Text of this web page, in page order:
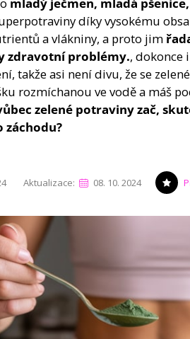
mladý ječmen, mladá
díky vysokému
a vlákniny, a proto jim
zdravotní problémy., dokonce
takže asi není divu, že se
rozmíchanou ve vodě a máš
zelené potraviny zač,
záchodu?
Aktualizace: 08. 10. 2024